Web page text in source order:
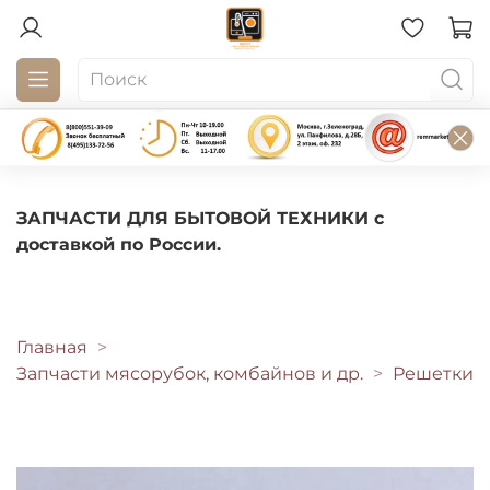
ЗАПЧАСТИ ДЛЯ БЫТОВОЙ ТЕХНИКИ с
доставкой по России.
Главная
Запчасти мясорубок, комбайнов и др.
Решетки